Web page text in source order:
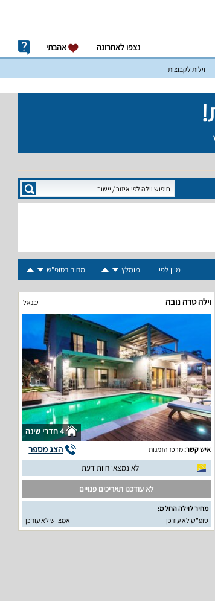
נצפו לאחרונה אהבתי
וילות לקבוצות
מיין לפי: מומלץ מחיר בסופ"ש
וילה טרה נובה יבנאל
4 חדרי שינה
איש קשר:מרכז הזמנות הצג מספר
לא נמצאו חוות דעת
לא עודכנו תאריכים פנויים
מחיר לוילה החל מ:
סופ"ש לא עודכן
אמצ"ש לא עודכן